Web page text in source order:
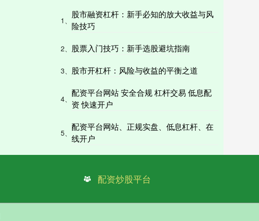
1、
股市融资杠杆：新手必知的放大收益与风
险技巧
2、 股票入门技巧：新手选股避坑指南
3、 股市开杠杆：风险与收益的平衡之道
4、
配资平台网站 安全合规 杠杆交易 低息配
资 快速开户
5、
配资平台网站、正规实盘、低息杠杆、在
线开户
配资炒股平台